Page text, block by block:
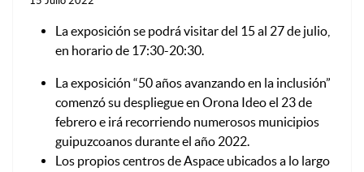
La exposición se podrá visitar del 15 al 27 de julio,
en horario de 17:30-20:30.
La exposición “50 años avanzando en la inclusión”
comenzó su despliegue en Orona Ideo el 23 de
febrero e irá recorriendo numerosos municipios
guipuzcoanos durante el año 2022.
Los propios centros de Aspace ubicados a lo largo